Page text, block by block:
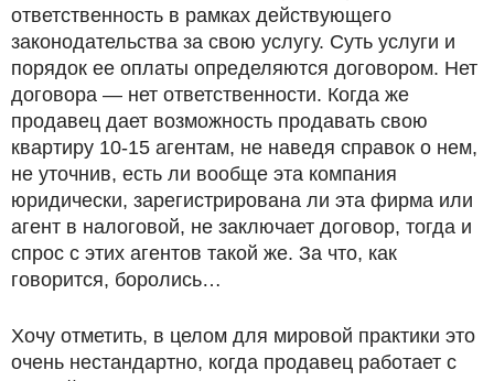
ответственность в рамках действующего
законодательства за свою услугу. Суть услуги и
порядок ее оплаты определяются договором. Нет
договора — нет ответственности. Когда же
продавец дает возможность продавать свою
квартиру 10-15 агентам, не наведя справок о нем,
не уточнив, есть ли вообще эта компания
юридически, зарегистрирована ли эта фирма или
агент в налоговой, не заключает договор, тогда и
спрос с этих агентов такой же. За что, как
говорится, боролись…
Хочу отметить, в целом для мировой практики это
очень нестандартно, когда продавец работает с